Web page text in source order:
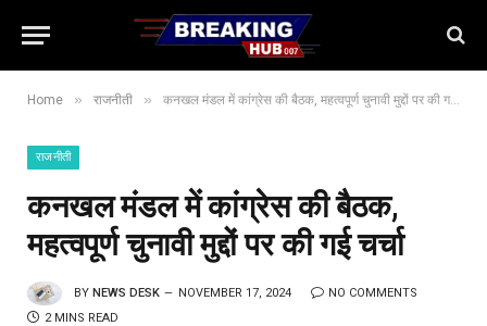
Home » राजनीती » कनखल मंडल में कांग्रेस की बैठक, महत्वपूर्ण चुनावी मुद्दों पर की गई चर्चा
राजनीती
कनखल मंडल में कांग्रेस की बैठक,
महत्वपूर्ण चुनावी मुद्दों पर की गई चर्चा
BY NEWS DESK NOVEMBER 17, 2024
NO COMMENTS
2 MINS READ